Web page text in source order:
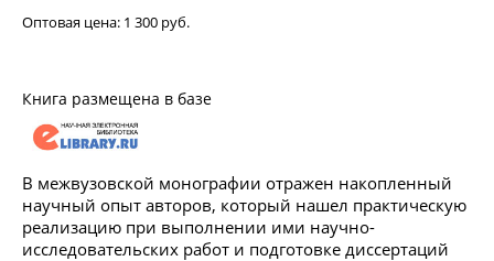
Оптовая цена: 1 300 руб.
Книга размещена в базе
В межвузовской монографии отражен накопленный
научный опыт авторов, который нашел практическую
реализацию при выполнении ими научно-
исследовательских работ и подготовке диссертаций